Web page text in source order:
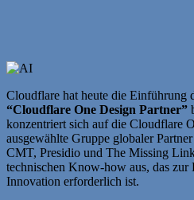
Cloudflare hat heute die Einführung
“Cloudflare One Design Partner”
konzentriert sich auf die Cloudflare
ausgewählte Gruppe globaler
CMT, Presidio und The Missing
technischen Know-how aus, das
Innovation erforderlich ist.